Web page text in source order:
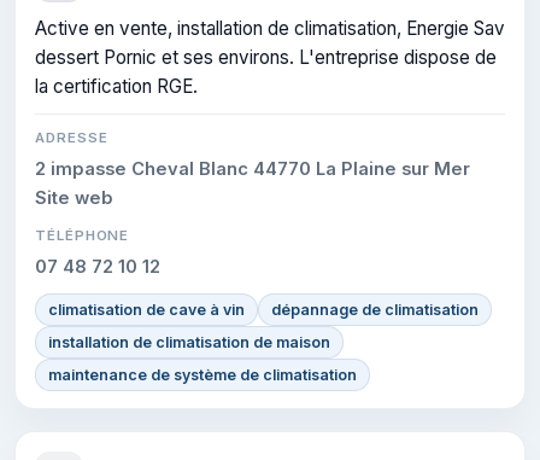
Active en vente, installation de climatisation, Energie Sav
dessert Pornic et ses environs. L'entreprise dispose de
la certification RGE.
ADRESSE
2 impasse Cheval Blanc 44770 La Plaine sur Mer
Site web
TÉLÉPHONE
07 48 72 10 12
climatisation de cave à vin
dépannage de climatisation
installation de climatisation de maison
maintenance de système de climatisation